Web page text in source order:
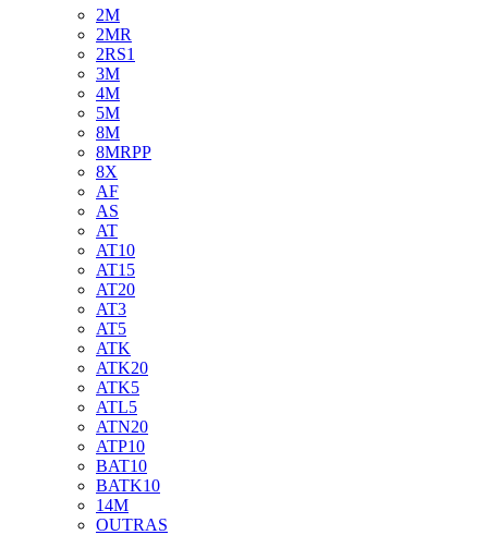
2M
2MR
2RS1
3M
4M
5M
8M
8MRPP
8X
AF
AS
AT
AT10
AT15
AT20
AT3
AT5
ATK
ATK20
ATK5
ATL5
ATN20
ATP10
BAT10
BATK10
14M
OUTRAS